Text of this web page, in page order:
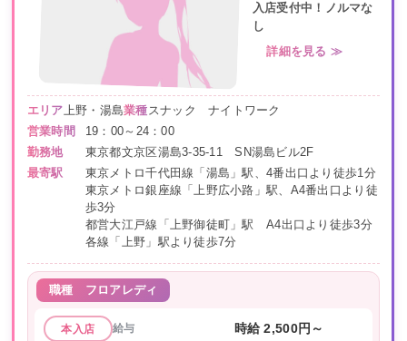
入店受付中！ノルマな
し
詳細を見る ≫
エリア上野・湯島業種スナック ナイトワーク
営業時間
19：00～24：00
勤務地
東京都文京区湯島3-35-11 SN湯島ビル2F
最寄駅
東京メトロ千代田線「湯島」駅、4番出口より徒歩1分
東京メトロ銀座線「上野広小路」駅、A4番出口より徒
歩3分
都営大江戸線「上野御徒町」駅 A4出口より徒歩3分
各線「上野」駅より徒歩7分
職種 フロアレディ
本入店 給与 時給 2,500円～